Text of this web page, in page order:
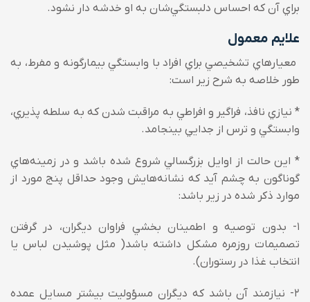
براي آن که احساس دلبستگي‌شان به او خدشه دار نشود.
علايم معمول
معيارهاي تشخيصي براي افراد با وابستگي بيمارگونه و مفرط، به
طور خلاصه به شرح زير است:
* نيازي نافذ، فراگير و افراطي به مراقبت شدن که به سلطه پذيري،
وابستگي و ترس از جدايي بينجامد.
* اين حالت از اوايل بزرگسالي شروع شده باشد و در زمینه‌هاي
گوناگون به چشم آيد که نشانه‌هايش وجود حداقل پنج مورد از
موارد ذکر شده در زير باشد:
1- بدون توصيه و اطمينان بخشي فراوان ديگران، در گرفتن
تصميمات روزمره مشکل داشته باشد( مثل پوشيدن لباس يا
انتخاب غذا در رستوران).
2- نيازمند آن باشد که ديگران مسؤوليت بيشتر مسايل عمده